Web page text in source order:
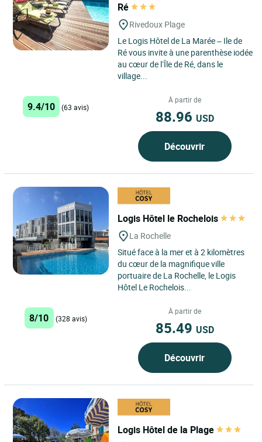
Ré
Rivedoux Plage
Le Logis Hôtel de La Marée – Ile de
Ré vous invite à une parenthèse iodée
au cœur de l’Île de Ré, dans le
village...
9.4/10 (63 avis)
À partir de
88.96 USD
Découvrir
Logis Hôtel le Rochelois
La Rochelle
Situé face à la mer et à 2 kilomètres
du cœur de la magnifique ville
portuaire de La Rochelle, le Logis
Hôtel Le Rochelois...
8/10 (328 avis)
À partir de
85.49 USD
Découvrir
Logis Hôtel de la Plage